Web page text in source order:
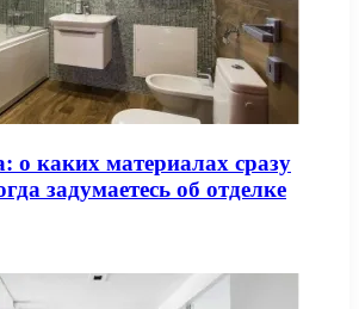
о каких материалах сразу
задумаетесь об отделке